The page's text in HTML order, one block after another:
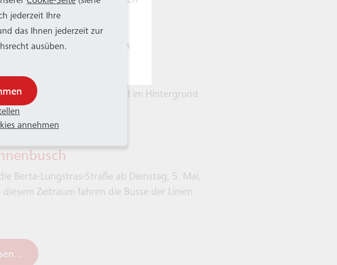
Berta-Lungstras-Straße ab Dienstag, 5. Mai,
Zeitraum fahren die Busse der Linien
weist darauf hin, dass es
weniger
Verständnis. Weitere Infos
jederzeit Ihre
das Ihnen jederzeit zur
ausüben.
annehmen